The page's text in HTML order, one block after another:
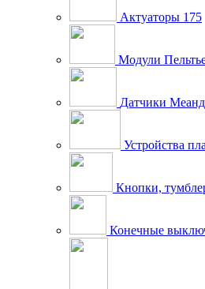
Актуаторы 175
Модули
Датчики
Устройства
Кнопки,
Конечные